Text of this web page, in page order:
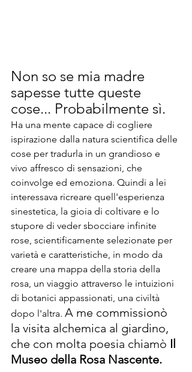
Non so se mia madre
sapesse tutte queste
cose... Probabilmente sì.
Ha una mente capace di cogliere
ispirazione dalla natura scientifica delle
cose per tradurla in un grandioso e
vivo affresco di sensazioni, che
coinvolge ed emoziona. Quindi a lei
interessava ricreare quell'esperienza
sinestetica, la gioia di coltivare e lo
stupore di veder sbocciare infinite
rose, scientificamente selezionate per
varietà e caratteristiche, in modo da
creare una mappa della storia della
rosa, un viaggio attraverso le intuizioni
di botanici appassionati, una civiltà
dopo l'altra. A me commissionò
la visita alchemica al giardino,
che con molta poesia chiamò Il
Museo della Rosa Nascente.